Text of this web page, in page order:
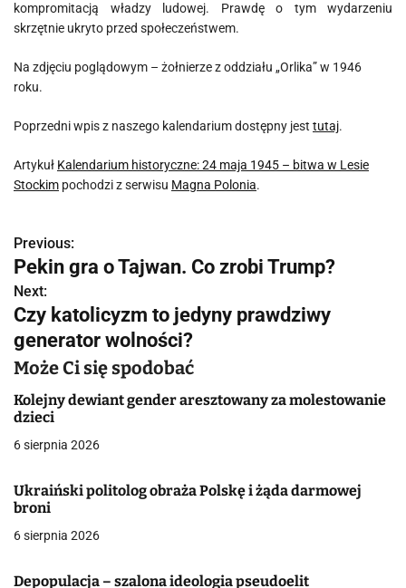
kompromitacją władzy ludowej. Prawdę o tym wydarzeniu
skrzętnie ukryto przed społeczeństwem.
Na zdjęciu poglądowym – żołnierze z oddziału „Orlika” w 1946
roku.
Poprzedni wpis z naszego kalendarium dostępny jest tutaj.
Artykuł Kalendarium historyczne: 24 maja 1945 – bitwa w Lesie
Stockim pochodzi z serwisu Magna Polonia.
N
a
w
i
a
c
j
Previous:
Pekin gra o Tajwan. Co zrobi Trump?
Next:
Czy katolicyzm to jedyny prawdziwy
generator wolności?
Może Ci się spodobać
Kolejny dewiant gender aresztowany za molestowanie
dzieci
6 sierpnia 2026
Ukraiński politolog obraża Polskę i żąda darmowej
broni
6 sierpnia 2026
Depopulacja – szalona ideologia pseudoelit